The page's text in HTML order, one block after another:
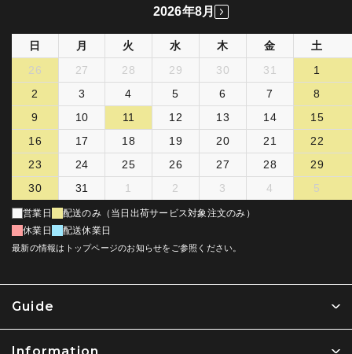
Guide
Information
2026年8月
日 月 火 水 木 金
土
26
27 28 29 30 31
1
2
3 4 5 6 7
8
9
10 11 12 13 14
15
16
17 18 19 20 21
22
23
24 25 26 27 28
29
30
31 1 2 3 4 5
営業日
配送のみ（当日出荷サービス対象注文のみ）
休業日
配送休業日
最新の情報はトップページのお知らせをご参照ください。